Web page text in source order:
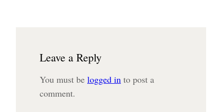
Leave a Reply
You must be logged in to post a
comment.